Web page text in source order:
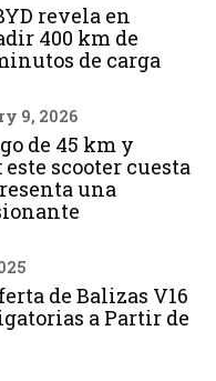
revela en
400 km de
de carga
9, 2026
de 45 km y
scooter cuesta
una
de Balizas V16
a Partir de